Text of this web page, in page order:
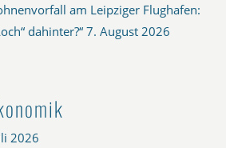
am Leipziger Flughafen:
dahinter?“ 7. August 2026
2026